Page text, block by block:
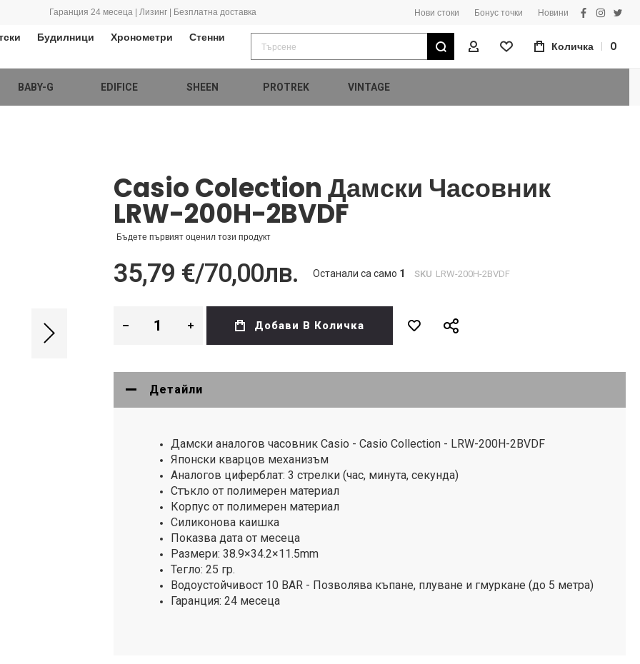
Гаранция 24 месеца | Лизинг | Безплатна доставка Нови стоки Бонус точки Новини
facebook
Будилници Хронометри
Стенни
Търсене
Моят ПрофилКоличка 0
BABY-G EDIFICE SHEEN PROTREK VINTAGE
Casio Colection Дамски Часовник
LRW-200H-2BVDF
Бъдете първият оценил този продукт
35,79 €/70,00лв. Останали са само 1 SKU LRW-200H-2BVDF
Добави В Количка
Детайли
Дамски аналогов часовник Casio - Casio Collection - LRW-200H-2BVDF
Японски кварцов механизъм
Аналогов циферблат: 3 стрелки (час, минута, секунда)
Стъкло от полимерен материал
Корпус от полимерен материал
Силиконова каишка
Показва дата от месеца
Размери: 38.9×34.2×11.5mm
Тегло: 25 гр.
Водоустойчивост 10 BAR - Позволява къпане, плуване и гмуркане (до 5 метра)
Гаранция: 24 месеца